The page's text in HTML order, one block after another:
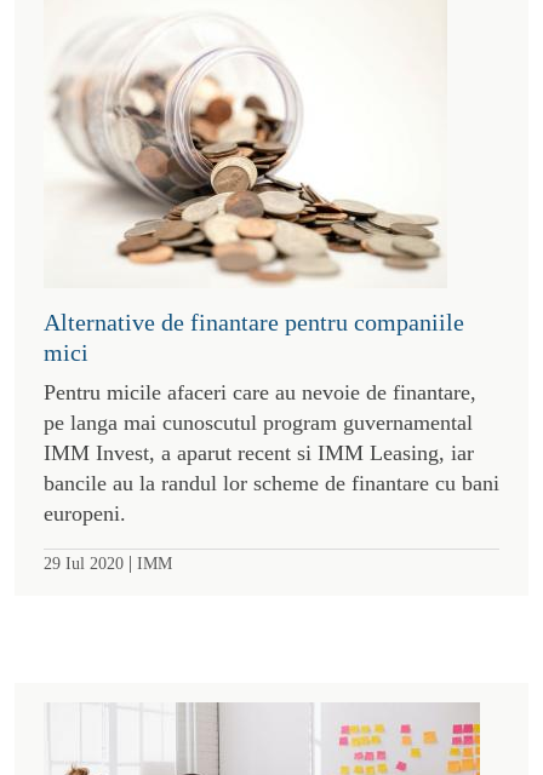
Alternative de finantare pentru companiile
mici
Pentru micile afaceri care au nevoie de finantare,
pe langa mai cunoscutul program guvernamental
IMM Invest, a aparut recent si IMM Leasing, iar
bancile au la randul lor scheme de finantare cu bani
europeni.
29 Iul 2020 | IMM